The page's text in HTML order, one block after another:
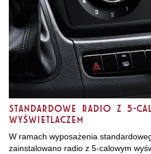
Standardowe radio z 5-
wyświetlaczem
W ramach wyposażenia
zainstalowano radio z 5-calowym